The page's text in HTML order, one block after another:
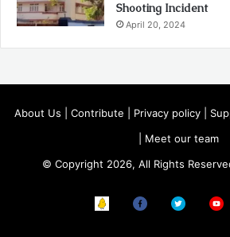
Shooting Incident
April 20, 2024
About Us Contribute Privacy policy|
Meet our team
© Copyright 2026, All Rights
Koo FB